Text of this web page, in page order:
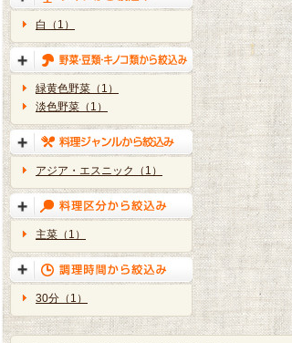
白（1）
緑黄色野菜（1）
淡色野菜（1）
アジア・エスニック（1）
主菜（1）
30分（1）